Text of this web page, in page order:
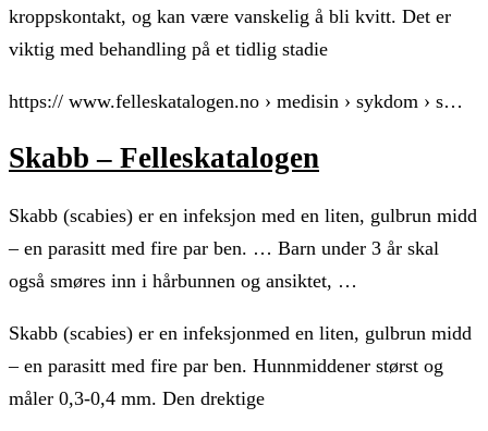
kroppskontakt, og kan være vanskelig å bli kvitt. Det er
viktig med behandling på et tidlig stadie
https:// www.felleskatalogen.no › medisin › sykdom › s…
Skabb – Felleskatalogen
Skabb (scabies) er en infeksjon med en liten, gulbrun midd
– en parasitt med fire par ben. … Barn under 3 år skal
også smøres inn i hårbunnen og ansiktet, …
Skabb (scabies) er en infeksjonmed en liten, gulbrun midd
– en parasitt med fire par ben. Hunnmiddener størst og
måler 0,3-0,4 mm. Den drektige